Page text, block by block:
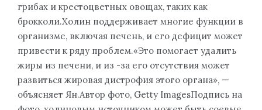
грибах и крестоцветных овощах, таких как
брокколи.Холин поддерживает многие функции в
организме, включая печень, и его дефицит может
привести к ряду проблем.«Это помогает удалить
жиры из печени, и из -за его отсутствия может
развиться жировая дистрофия этого органа», —
объясняет Ян.Автор фото, Getty ImagesПодпись на